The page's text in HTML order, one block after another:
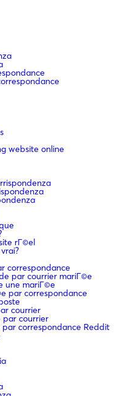
website online
rГ©el
correspondance
par courrier mariГ©e
une mariГ©e
par correspondance
courrier
par courrier
correspondance Reddit